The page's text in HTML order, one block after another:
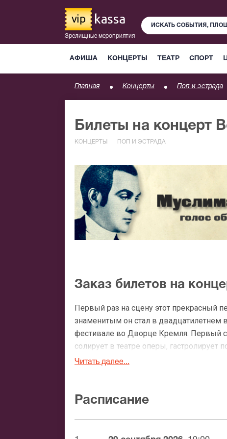
vip kassa
Зрелищные мероприятия
АФИША КОНЦЕРТЫ ТЕАТР СПОРТ
Главная Концерты Поп и эстрада
Билеты на концерт
КОНЦЕРТЫ ПОП И ЭСТРАДА
Заказ билетов на
Первый раз на сцену этот прекрасный
знаменитым он стал в двадцатилетнем
фестивале во Дворце Кремля. Первый
солирует в театре оперы,
разлетаются.
Министерство СССР проявляет свое не
эмигрировать во Францию не решается,
Читать далее...
Расписание